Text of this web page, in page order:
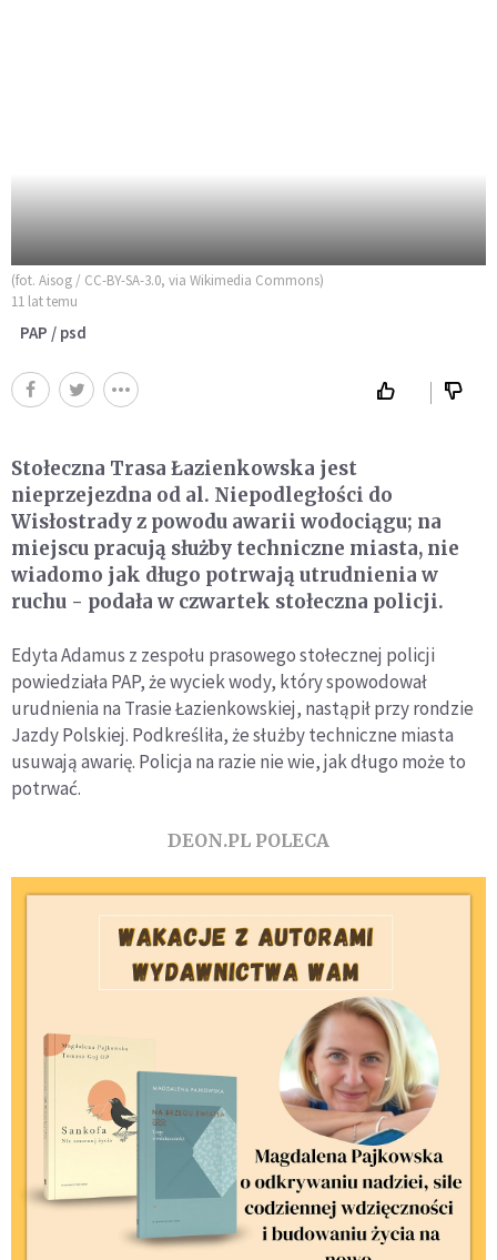
(fot. Aisog / CC-BY-SA-3.0, via Wikimedia Commons)
11 lat temu
PAP / psd
Stołeczna Trasa Łazienkowska jest
nieprzejezdna od al. Niepodległości do
Wisłostrady z powodu awarii wodociągu; na
miejscu pracują służby techniczne miasta, nie
wiadomo jak długo potrwają utrudnienia w
ruchu - podała w czwartek stołeczna policji.
Edyta Adamus z zespołu prasowego stołecznej policji
powiedziała PAP, że wyciek wody, który spowodował
urudnienia na Trasie Łazienkowskiej, nastąpił przy rondzie
Jazdy Polskiej. Podkreśliła, że służby techniczne miasta
usuwają awarię. Policja na razie nie wie, jak długo może to
potrwać.
DEON.PL POLECA